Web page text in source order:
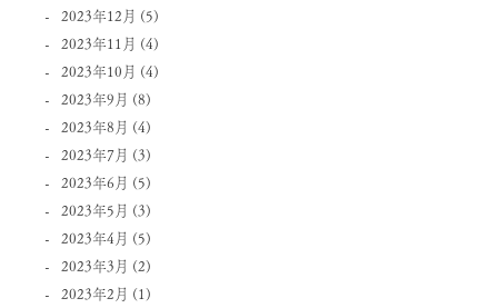
2023年12月 (5)
2023年11月 (4)
2023年10月 (4)
2023年9月 (8)
2023年8月 (4)
2023年7月 (3)
2023年6月 (5)
2023年5月 (3)
2023年4月 (5)
2023年3月 (2)
2023年2月 (1)